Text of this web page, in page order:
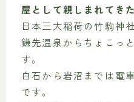
屋として親しまれてき
日本三大稲荷の竹駒神
鎌先温泉からちょこっ
す。
白石から岩沼までは電
です。